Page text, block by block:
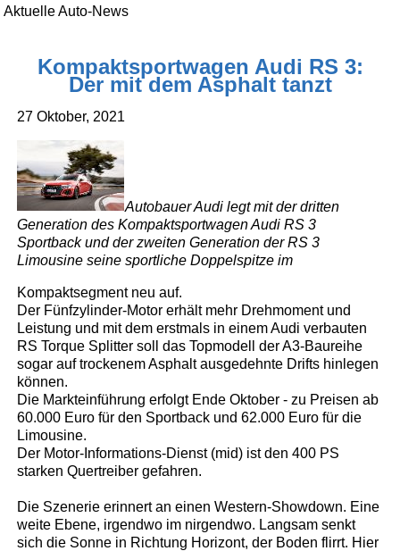
Aktuelle Auto-News
Kompaktsportwagen Audi RS 3:
Der mit dem Asphalt tanzt
27 Oktober, 2021
Autobauer Audi legt mit der dritten
Generation des Kompaktsportwagen Audi RS 3
Sportback und der zweiten Generation der RS 3
Limousine seine sportliche Doppelspitze im
Kompaktsegment neu auf.
Der Fünfzylinder-Motor erhält mehr Drehmoment und
Leistung und mit dem erstmals in einem Audi verbauten
RS Torque Splitter soll das Topmodell der A3-Baureihe
sogar auf trockenem Asphalt ausgedehnte Drifts hinlegen
können.
Die Markteinführung erfolgt Ende Oktober - zu Preisen ab
60.000 Euro für den Sportback und 62.000 Euro für die
Limousine.
Der Motor-Informations-Dienst (mid) ist den 400 PS
starken Quertreiber gefahren.
Die Szenerie erinnert an einen Western-Showdown. Eine
weite Ebene, irgendwo im nirgendwo. Langsam senkt
sich die Sonne in Richtung Horizont, der Boden flirrt. Hier